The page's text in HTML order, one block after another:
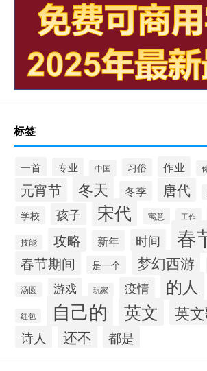
标签
一首 专业 中国 习俗 作业
元宵节 冬天 冬季 唐代
学校
孩子 宋代 寓意 工作
技能 攻略 新年 时间 春
春节期间 是一个 梦幻西游
汤圆 游戏 玩家 疫情 的人
红包 自己的 英文 英
诗人 还不 都是